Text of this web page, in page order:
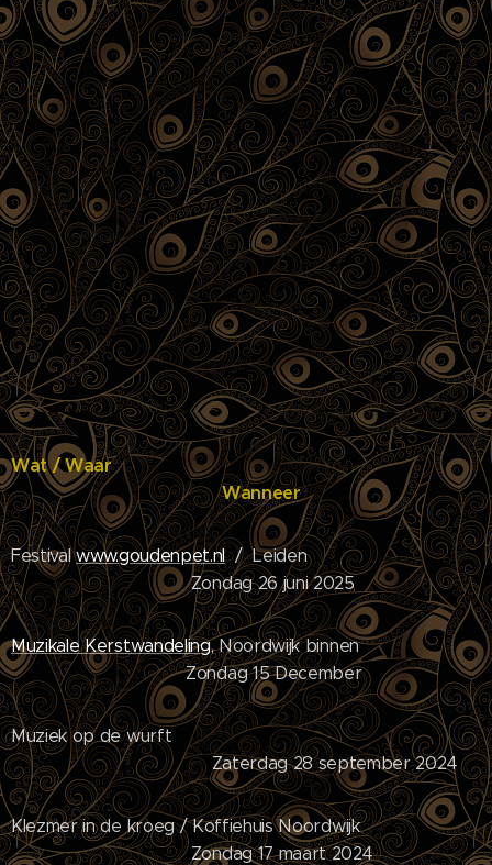
Wat / Waar
Wanneer
Festivalwww.goudenpet.nl/ Leiden
Zondag 26 juni 2025
Muzikale Kerstwandeling, Noordwijk binnen
Zondag 15 December
Muziek op de wurft
Zaterdag 28 september 2024
Klezmer in de kroeg / Koffiehuis Noordwijk
Zondag 17 maart 2024